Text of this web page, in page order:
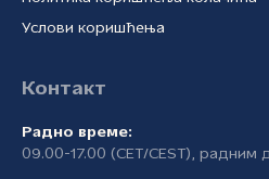
Услови коришћења
Контакт
Радно време:
09.00-17.00 (CET/CEST), радним